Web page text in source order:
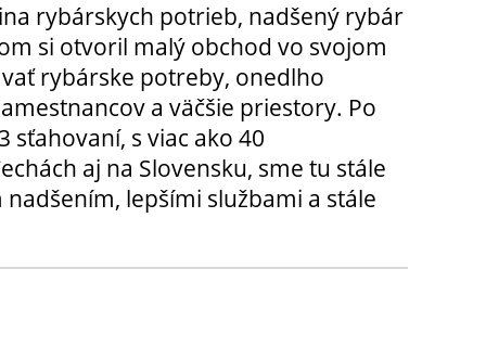
rybárskych potrieb, nadšený rybár
si otvoril malý obchod vo svojom
rybárske potreby, onedlho
a väčšie priestory. Po
sťahovaní, s viac ako 40
aj na Slovensku, sme tu stále
lepšími službami a stále